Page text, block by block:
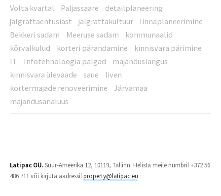
Volta kvartal
Paljassaare
detailplaneering
jalgrattaentusiast
jalgrattakultuur
linnaplaneerimine
Bekkeri sadam
Meeruse sadam
kommunaalid
kõrvalkulud
korteri pärandamine
kinnisvara pärimine
IT
Infotehnoloogia palgad
majanduslangus
kinnisvara ülevaade
saue
liven
kortermajade renoveerimine
Järvamaa
majandusanalüüs
Latipac OÜ.Suur-Ameerika 12, 10119, Tallinn. Helista meile numbril +372 56
486 711 või kirjuta aadressilproperty@latipac.eu